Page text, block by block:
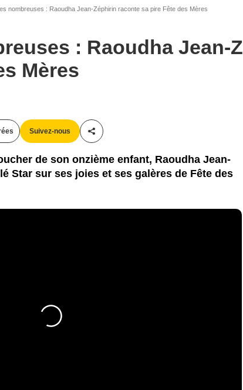
nombreuses : Raoudha Jean-Zéphirin raconte sa pire Fête des Mères
: Raoudha Jean-
Mères
Suivez-nous
Partager cet article
de son onzième enfant, Raoudha Jean-
Star sur ses joies et ses galères de Fête des